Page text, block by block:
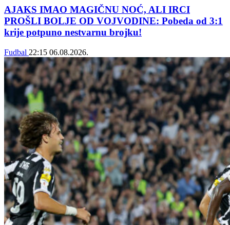
AJAKS IMAO MAGIČNU NOĆ, ALI IRCI
PROŠLI BOLJE OD VOJVODINE: Pobeda od 3:1
krije potpuno nestvarnu brojku!
Fudbal 22:15 06.08.2026.